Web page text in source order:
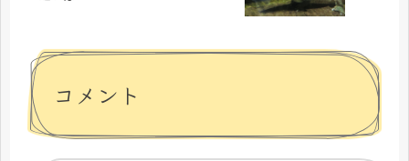
コメント